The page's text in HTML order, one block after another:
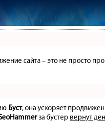
сайта – это не просто
Буст, она ускоряет
за бустер вернут